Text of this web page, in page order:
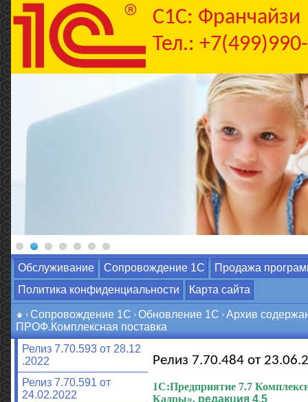
C1С: Франчайзи
Тел.:
Обслуживание Сопровождение 1С
Продажа
Политика конфиденциальности
Карта сайта
Сопровождение 1С Обновление 1С
Архив
ПРОФ.Комплексная поставка
Релиз 7.70.593 от 28.12
.2022
Релиз 7.70.591 от
24.02.2022
Релиз 7.70.484 от
1С:Предприятие 7.7
Кадры», редакция 4.5